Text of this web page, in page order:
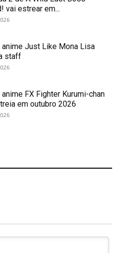
vai estrear em...
anime Just Like Mona Lisa
staff
FX Fighter Kurumi-chan
em outubro 2026